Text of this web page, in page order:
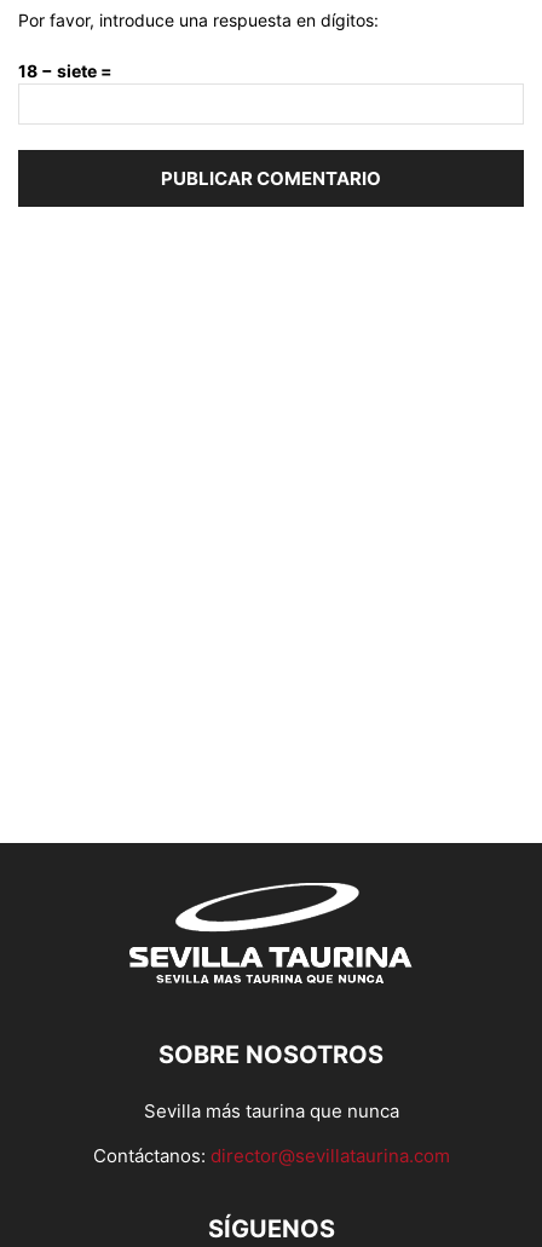
Por favor, introduce una respuesta en dígitos:
18 − siete =
SOBRE NOSOTROS
Sevilla más taurina que nunca
Contáctanos: director@sevillataurina.com
SÍGUENOS